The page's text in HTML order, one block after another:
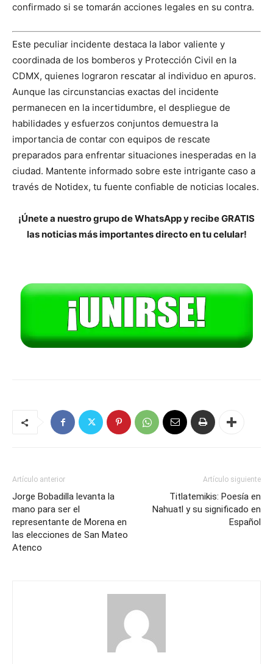
confirmado si se tomarán acciones legales en su contra.
Este peculiar incidente destaca la labor valiente y
coordinada de los bomberos y Protección Civil en la
CDMX, quienes lograron rescatar al individuo en apuros.
Aunque las circunstancias exactas del incidente
permanecen en la incertidumbre, el despliegue de
habilidades y esfuerzos conjuntos demuestra la
importancia de contar con equipos de rescate
preparados para enfrentar situaciones inesperadas en la
ciudad. Mantente informado sobre este intrigante caso a
través de Notidex, tu fuente confiable de noticias locales.
¡Únete a nuestro grupo de WhatsApp y recibe GRATIS
las noticias más importantes directo en tu celular!
Artículo anterior
Jorge Bobadilla levanta la
mano para ser el
representante de Morena en
las elecciones de San Mateo
Atenco
Artículo siguiente
Titlatemikis: Poesía en
Nahuatl y su significado en
Español